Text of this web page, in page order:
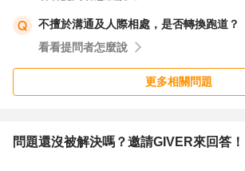
不擅於溝通及人際相處，是否轉換跑道？
看看提問者怎麼說
更多相關問題
問題還沒被解決嗎？邀請GIVER來回答！